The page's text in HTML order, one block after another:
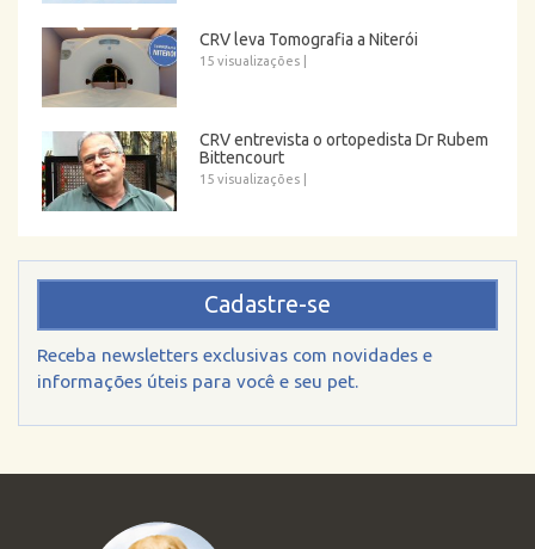
CRV leva Tomografia a Niterói
15 visualizações
CRV entrevista o ortopedista Dr Rubem
Bittencourt
15 visualizações
Cadastre-se
Receba newsletters exclusivas com novidades e
informações úteis para você e seu pet.